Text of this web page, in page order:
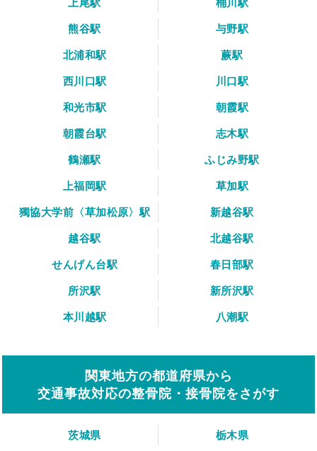
熊谷駅
与野駅
北浦和駅
蕨駅
西川口駅
川口駅
和光市駅
朝霞駅
朝霞台駅
志木駅
鶴瀬駅
ふじみ野駅
上福岡駅
草加駅
獨協大学前〈草加松原〉駅
新越谷駅
越谷駅
北越谷駅
せんげん台駅
春日部駅
所沢駅
新所沢駅
本川越駅
八潮駅
関東地方の都道府県から
交通事故対応の整骨院・接骨院をさがす
茨城県
栃木県